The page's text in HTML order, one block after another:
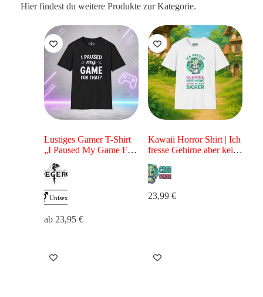
Hier findest du weitere Produkte zur Kategorie.
Lustiges Gamer T-Shirt
„I Paused My Game For
That?“ – Gaming Shirt
für Zocker
ab 23,95 €
Kawaii Horror Shirt | Ich
fresse Gehirne aber keine
Kawaii Zombie Bär |
23,99 €